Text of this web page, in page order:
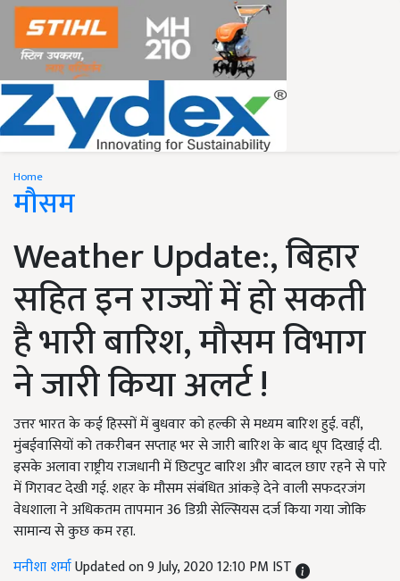
Home
मौसम
Weather Update:, बिहार
सहित इन राज्यों में हो सकती
है भारी बारिश, मौसम विभाग
ने जारी किया अलर्ट !
उत्तर भारत के कई हिस्सों में बुधवार को हल्की से मध्यम बारिश हुई. वहीं,
मुंबईवासियों को तकरीबन सप्ताह भर से जारी बारिश के बाद धूप दिखाई दी.
इसके अलावा राष्ट्रीय राजधानी में छिटपुट बारिश और बादल छाए रहने से पारे
में गिरावट देखी गई. शहर के मौसम संबंधित आंकड़े देने वाली सफदरजंग
वेधशाला ने अधिकतम तापमान 36 डिग्री सेल्सियस दर्ज किया गया जोकि
सामान्य से कुछ कम रहा.
मनीशा शर्माUpdated on 9 July, 2020 12:10 PM IST